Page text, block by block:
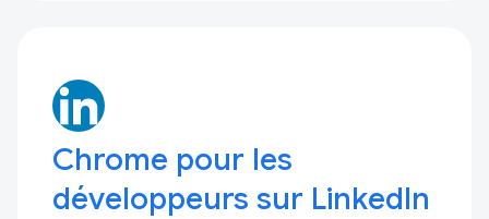
Chrome pour les
développeurs sur LinkedIn